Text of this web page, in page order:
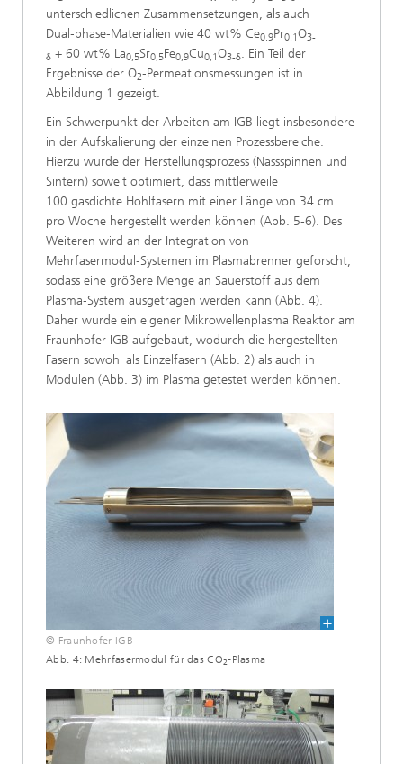
unterschiedlichen Zusammensetzungen, als auch
Dual‑phase‑Materialien wie 40 wt% Ce0,9Pr0,1O3-
δ + 60 wt% La0,5Sr0,5Fe0,9Cu0,1O3-δ. Ein Teil der
Ergebnisse der O2‑Permeationsmessungen ist in
Abbildung 1 gezeigt.
Ein Schwerpunkt der Arbeiten am IGB liegt insbesondere
in der Aufskalierung der einzelnen Prozessbereiche.
Hierzu wurde der Herstellungsprozess (Nassspinnen und
Sintern) soweit optimiert, dass mittlerweile
100 gasdichte Hohlfasern mit einer Länge von 34 cm
pro Woche hergestellt werden können (Abb. 5-6). Des
Weiteren wird an der Integration von
Mehrfasermodul‑Systemen im Plasmabrenner geforscht,
sodass eine größere Menge an Sauerstoff aus dem
Plasma‑System ausgetragen werden kann (Abb. 4).
Daher wurde ein eigener Mikrowellenplasma Reaktor am
Fraunhofer IGB aufgebaut, wodurch die hergestellten
Fasern sowohl als Einzelfasern (Abb. 2) als auch in
Modulen (Abb. 3) im Plasma getestet werden können.
© Fraunhofer IGB
Abb. 4: Mehrfasermodul für das CO2-Plasma